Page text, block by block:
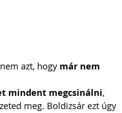
azt, hogy már nem
mindent megcsinálni,
meg. Boldizsár ezt úgy